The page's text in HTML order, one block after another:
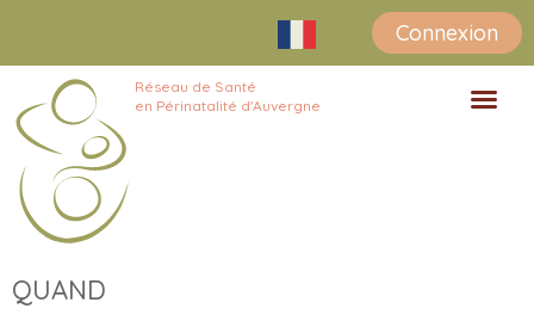
Connexion
Réseau de Santé
en Périnatalité d'Auvergne
QUAND